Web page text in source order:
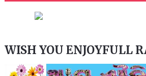
WISH YOU ENJOYFULL